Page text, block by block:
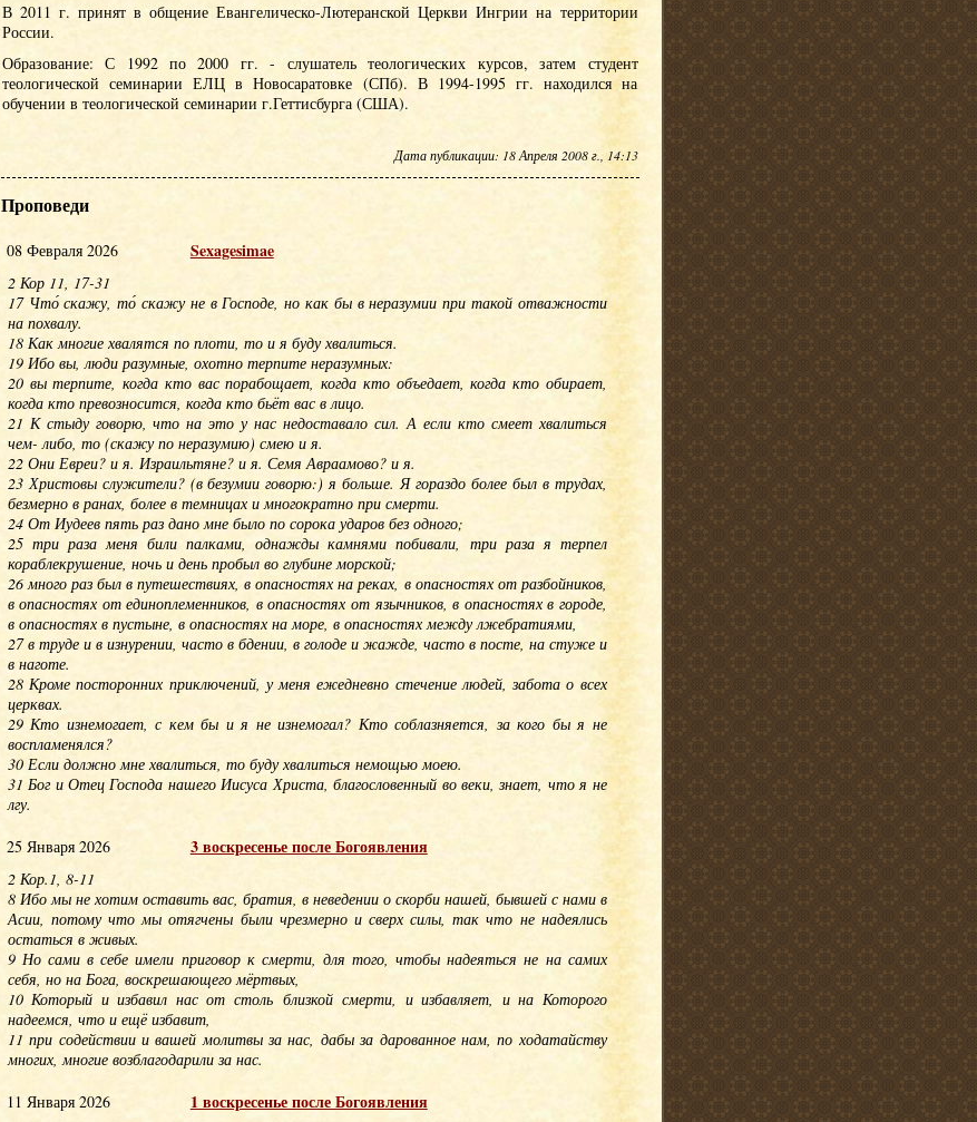
В 2011 г. принят в общение Евангелическо-Лютеранской Церкви Ингрии на территории
России.
Образование: С 1992 по 2000 гг. - слушатель теологических курсов, затем студент
теологической семинарии ЕЛЦ в Новосаратовке (СПб). В 1994-1995 гг. находился на
обучении в теологической семинарии г.Геттисбурга (США).
Дата публикации: 18 Апреля 2008 г., 14:13
Проповеди
08 Февраля 2026 Sexagesimae
2 Кор 11, 17-31
17 Что́ скажу, то́ скажу не в Господе, но как бы в неразумии при такой отважности
на похвалу.
18 Как многие хвалятся по плоти, то и я буду хвалиться.
19 Ибо вы, люди разумные, охотно терпите неразумных:
20 вы терпите, когда кто вас порабощает, когда кто объедает, когда кто обирает,
когда кто превозносится, когда кто бьёт вас в лицо.
21 К стыду говорю, что на это у нас недоставало сил. А если кто смеет хвалиться
чем- либо, то (скажу по неразумию) смею и я.
22 Они Евреи? и я. Израильтяне? и я. Семя Авраамово? и я.
23 Христовы служители? (в безумии говорю:) я больше. Я гораздо более был в трудах,
безмерно в ранах, более в темницах и многократно при смерти.
24 От Иудеев пять раз дано мне было по сорока ударов без одного;
25 три раза меня били палками, однажды камнями побивали, три раза я терпел
кораблекрушение, ночь и день пробыл во глубине морской;
26 много раз был в путешествиях, в опасностях на реках, в опасностях от разбойников,
в опасностях от единоплеменников, в опасностях от язычников, в опасностях в городе,
в опасностях в пустыне, в опасностях на море, в опасностях между лжебратиями,
27 в труде и в изнурении, часто в бдении, в голоде и жажде, часто в посте, на стуже и
в наготе.
28 Кроме посторонних приключений, у меня ежедневно стечение людей, забота о всех
церквах.
29 Кто изнемогает, с кем бы и я не изнемогал? Кто соблазняется, за кого бы я не
воспламенялся?
30 Если должно мне хвалиться, то буду хвалиться немощью моею.
31 Бог и Отец Господа нашего Иисуса Христа, благословенный во веки, знает, что я не
лгу.
25 Января 2026
3 воскресенье после Богоявления
2 Кор.1, 8-11
8 Ибо мы не хотим оставить вас, братия, в неведении о скорби нашей, бывшей с нами в
Асии, потому что мы отягчены были чрезмерно и сверх силы, так что не надеялись
остаться в живых.
9 Но сами в себе имели приговор к смерти, для того, чтобы надеяться не на самих
себя, но на Бога, воскрешающего мёртвых,
10 Который и избавил нас от столь близкой смерти, и избавляет, и на Которого
надеемся, что и ещё избавит,
11 при содействии и вашей молитвы за нас, дабы за дарованное нам, по ходатайству
многих, многие возблагодарили за нас.
11 Января 2026
1 воскресенье после Богоявления